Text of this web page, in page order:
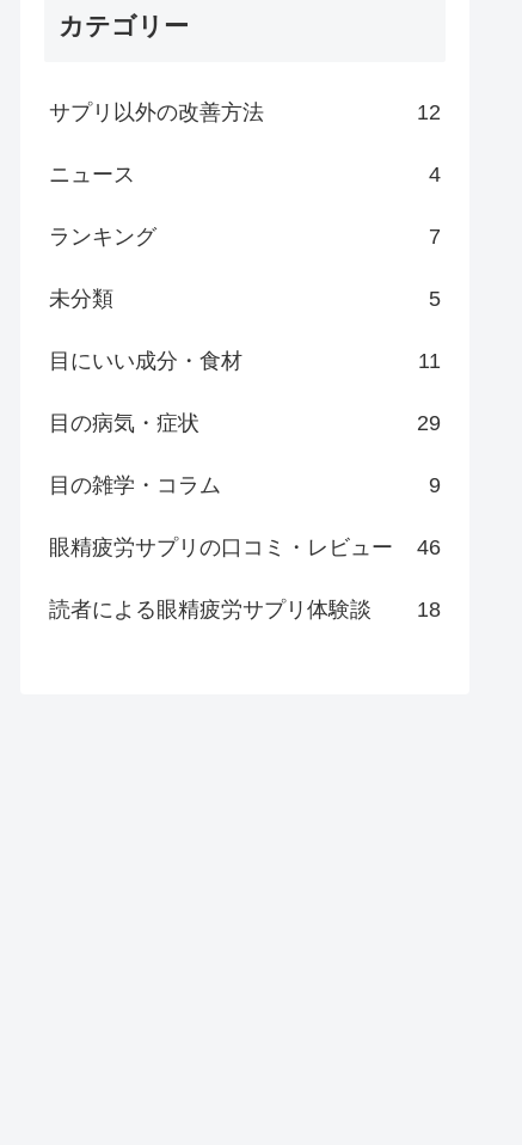
カテゴリー
サプリ以外の改善方法 12
ニュース 4
ランキング 7
未分類 5
目にいい成分・食材 11
目の病気・症状 29
目の雑学・コラム 9
眼精疲労サプリの口コミ・レビュー 46
読者による眼精疲労サプリ体験談 18